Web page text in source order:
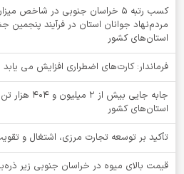
کسب رتبه ۵ خراسان جنوبی در
مردم‌نهاد جوانان استان در فرآیند پنجمین
استان‌های کشور
فرماندار: کارت‌های اضطراری افزایش می یابد
جابه جایی
استان‌های کشور
تأکید بر توسعه تجارت مرزی، اشتغال و
قیمت بالای میوه در خراسان جنوبی زیر